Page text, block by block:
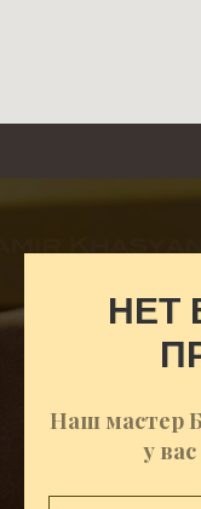
НЕТ
Наш мастер
у